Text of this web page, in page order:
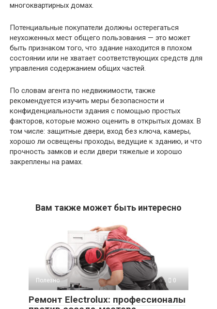
многоквартирных домах.
Потенциальные покупатели должны остерегаться
неухоженных мест общего пользования — это может
быть признаком того, что здание находится в плохом
состоянии или не хватает соответствующих средств для
управления содержанием общих частей.
По словам агента по недвижимости, также
рекомендуется изучить меры безопасности и
конфиденциальности здания с помощью простых
факторов, которые можно оценить в открытых домах. В
том числе: защитные двери, вход без ключа, камеры,
хорошо ли освещены проходы, ведущие к зданию, и что
прочность замков и если двери тяжелые и хорошо
закреплены на рамах.
Вам также может быть интересно
Полезно 0
Ремонт Electrolux: профессионалы